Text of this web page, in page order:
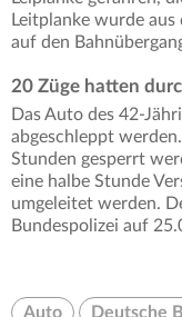
Leitplanke wurde aus
auf den
20 Züge hatten
Das Auto des 42-
abgeschleppt
Stunden gesperrt
eine halbe Stunde
umgeleitet werden.
Bundespolizei auf
Auto Deutsche